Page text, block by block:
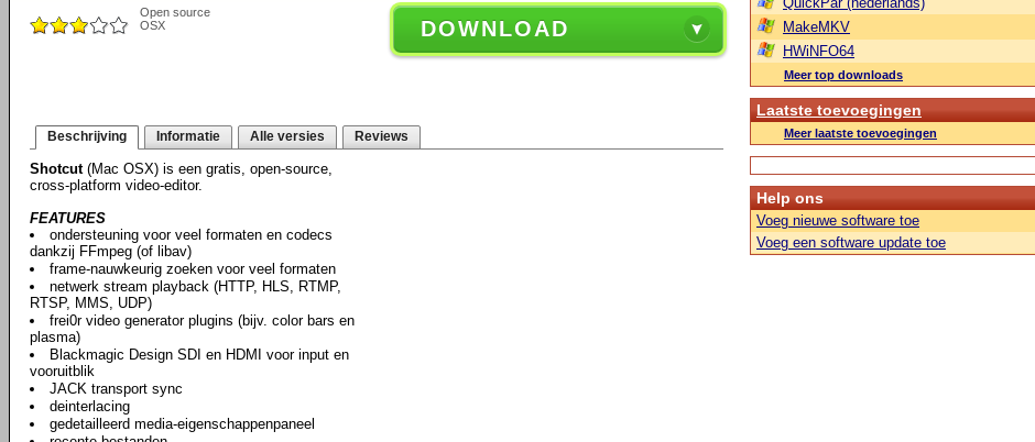
Open source
OSX
DOWNLOAD
Beschrijving Informatie Alle versies Reviews
Shotcut(Mac OSX) is een gratis, open-source,
cross-platform video-editor.
FEATURES
ondersteuning voor veel formaten en codecs
dankzij FFmpeg (of libav)
frame-nauwkeurig zoeken voor veel formaten
netwerk stream playback (HTTP, HLS, RTMP,
RTSP, MMS, UDP)
frei0r video generator plugins (bijv. color bars en
plasma)
Blackmagic Design SDI en HDMI voor input en
vooruitblik
JACK transport sync
deinterlacing
gedetailleerd media-eigenschappenpaneel
MakeMKV
HWiNFO64
Meer top downloads
Laatste toevoegingen
Meer laatste toevoegingen
Help ons
Voeg nieuwe software toe
Voeg een software update toe